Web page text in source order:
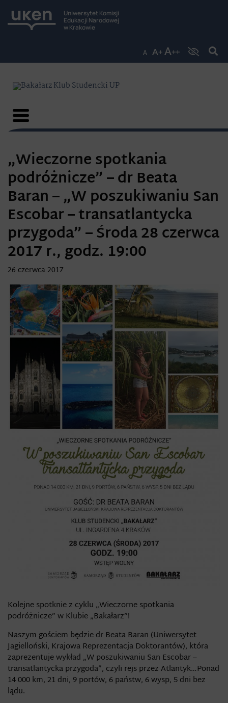
Uniwersytet Komisji
Edukacji Narodowej
w Krakowie
„Wieczorne spotkania
podróżnicze” – dr Beata
Baran – „W poszukiwaniu San
Escobar – transatlantycka
przygoda” – Środa 28 czerwca
2017 r., godz. 19:00
26 czerwca 2017
Kolejne spotknie z cyklu „Wieczorne spotkania
podróżnicze” w Klubie „Bakałarz”!
Naszym gościem będzie dr Beata Baran (Uniwersytet
Jagielloński, Krajowa Reprezentacja Doktorantów), która
zaprezentuje wykład „W poszukiwaniu San Escobar –
transatlantycka przygoda”, czyli rejs przez Atlantyk…Ponad
14 000 km, 21 dni, 9 portów, 6 państw, 6 wysp, 5 dni bez
lądu.